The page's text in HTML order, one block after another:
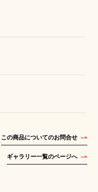
この商品についてのお問合せ
ギャラリー一覧のページへ